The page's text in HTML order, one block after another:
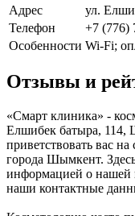
Адрес
ул.
Телефон
+7 (776)
Особенности Wi-Fi;
Отзывы и
«Смарт клиника» -
Елшибек батыра,
приветствовать вас
города Шымкент.
информацией о нашей
наши контактные